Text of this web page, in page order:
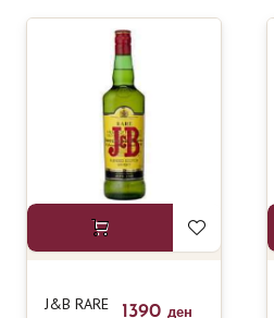
J&B RARE
1390 ден